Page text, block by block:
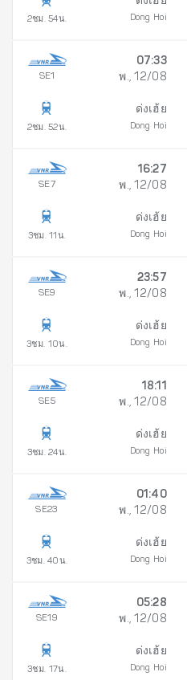
2ชม. 54น. Dong Hoi
SE1
2ชม. 52น.
07:33
พ., 12/08
ด่งเฮ้ย
Dong Hoi
SE7
3ชม. 11น.
16:27
พ., 12/08
ด่งเฮ้ย
Dong Hoi
SE9
3ชม. 10น.
23:57
พ., 12/08
ด่งเฮ้ย
Dong Hoi
SE5
3ชม. 24น.
18:11
พ., 12/08
ด่งเฮ้ย
Dong Hoi
SE23
3ชม. 40น.
01:40
พ., 12/08
ด่งเฮ้ย
Dong Hoi
SE19
3ชม. 17น.
05:28
พ., 12/08
ด่งเฮ้ย
Dong Hoi